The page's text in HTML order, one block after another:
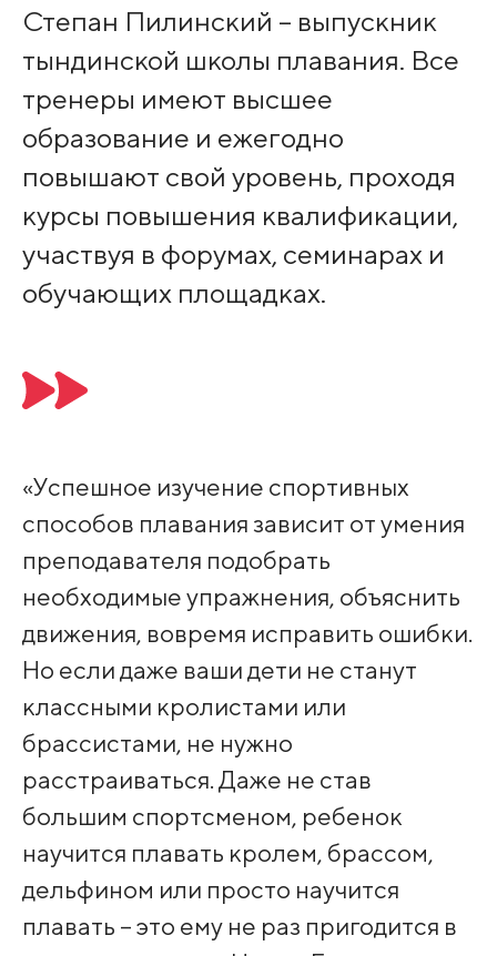
Степан Пилинский – выпускник
тындинской школы плавания. Все
тренеры имеют высшее
образование и ежегодно
повышают свой уровень, проходя
курсы повышения квалификации,
участвуя в форумах, семинарах и
обучающих площадках.
«Успешное изучение спортивных
способов плавания зависит от умения
преподавателя подобрать
необходимые упражнения, объяснить
движения, вовремя исправить ошибки.
Но если даже ваши дети не станут
классными кролистами или
брассистами, не нужно
расстраиваться. Даже не став
большим спортсменом, ребенок
научится плавать кролем, брассом,
дельфином или просто научится
плавать – это ему не раз пригодится в